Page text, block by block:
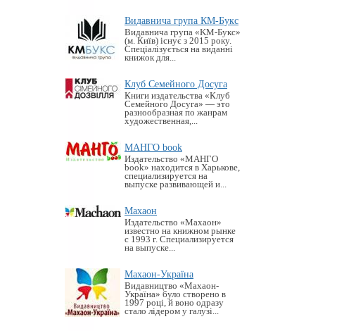
Видавнича група КМ-Букс
Видавнича група «KM-Букс»
(м. Київ) існує з 2015 року.
Спеціалізується на виданні
книжок для...
Клуб Семейного Досуга
Книги издательства «Клуб
Семейного Досуга» — это
разнообразная по жанрам
художественная,...
МАНГО book
Издательство «MАНГО
book» находится в Харькове,
специализируется на
выпуске развивающей и...
Махаон
Издательство «Махаон»
известно на книжном рынке
с 1993 г. Специализируется
на выпуске...
Махаон-Україна
Видавництво «Махаон-
Україна» було створено в
1997 році, й воно одразу
стало лідером у галузі...